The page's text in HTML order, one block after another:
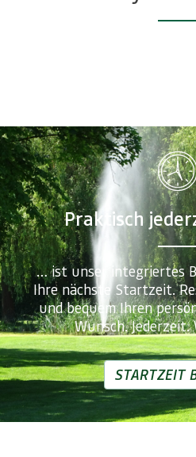
Praktisch
… ist unser integriertes
Ihre nächste Startzeit.
und bequem Ihren
Wunsch.
STARTZEIT